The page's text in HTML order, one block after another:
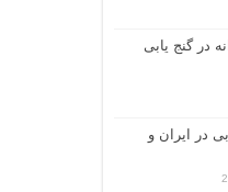
در گنج یابی
در ایران و